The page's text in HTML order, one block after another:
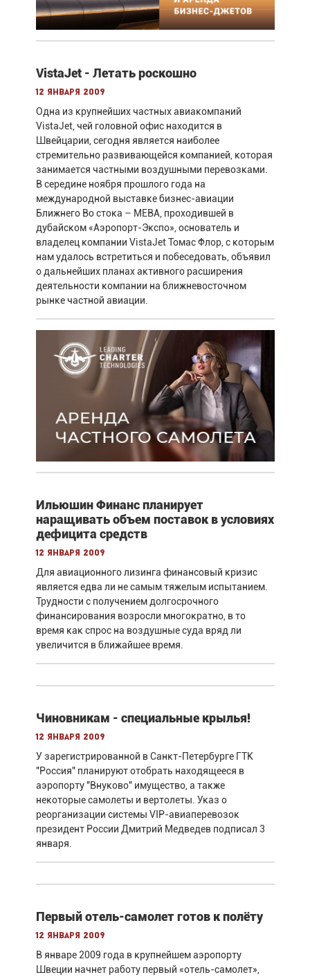
VistaJet - Летать роскошно
12 января 2009
Одна из крупнейших частных авиакомпаний
VistaJet, чей головной офис находится в
Швейцарии, сегодня является наиболее
стремительно развивающейся компанией, которая
занимается частными воздушными перевозками.
В середине ноября прошлого года на
международной выставке бизнес-авиации
Ближнего Во стока – MEBA, проходившей в
дубайском «Аэропорт-Экспо», основатель и
владелец компании VistaJet Томас Флор, с которым
нам удалось встретиться и побеседовать, объявил
о дальнейших планах активного расширения
деятельности компании на ближневосточном
рынке частной авиации.
Ильюшин Финанс планирует
наращивать объем поставок в условиях
дефицита средств
12 января 2009
Для авиационного лизинга финансовый кризис
является едва ли не самым тяжелым испытанием.
Трудности с получением долгосрочного
финансирования возросли многократно, в то
время как спрос на воздушные суда вряд ли
увеличится в ближайшее время.
Чиновникам - специальные крылья!
12 января 2009
У зарегистрированной в Санкт-Петербурге ГТК
"Россия" планируют отобрать находящееся в
аэропорту "Внуково" имущество, а также
некоторые самолеты и вертолеты. Указ о
реорганизации системы VIP-авиаперевозок
президент России Дмитрий Медведев подписал 3
января.
Первый отель-самолет готов к полёту
12 января 2009
В январе 2009 года в крупнейшем аэропорту
Швеции начнет работу первый «отель-самолет»,